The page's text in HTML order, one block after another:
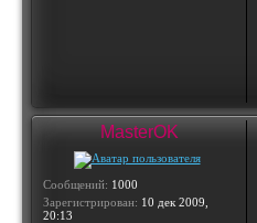
MasterOK
Сообщений: 1000
Зарегистрирован: 10 дек 2009,
20:13